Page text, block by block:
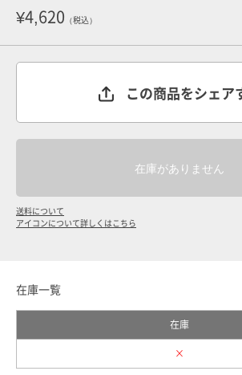
¥4,620 （税込）
この商品をシェア
送料について
アイコンについて詳しくはこちら
在庫一覧
在庫
×